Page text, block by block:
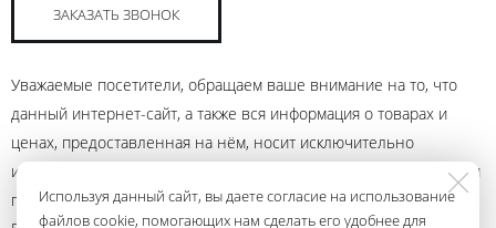
Используя данный сайт, вы даете согласие на использование
файлов cookie, помогающих нам сделать его удобнее для
ЗАКАЗАТЬ ЗВОНОК
Уважаемые посетители, обращаем ваше внимание на то, что
данный интернет-сайт, а также вся информация о товарах и
ценах, предоставленная на нём, носит исключительно
информационный характер и ни при каких условиях не является
публичной офертой, определяемой положениями Статьи 437